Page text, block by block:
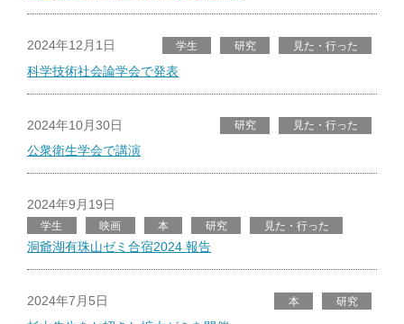
2024年12月1日 学生 研究 見た・行った
科学技術社会論学会で発表
2024年10月30日 研究 見た・行った
公衆衛生学会で講演
2024年9月19日
学生 映画 本 研究 見た・行った
洞爺湖有珠山ゼミ合宿2024 報告
2024年7月5日 本 研究